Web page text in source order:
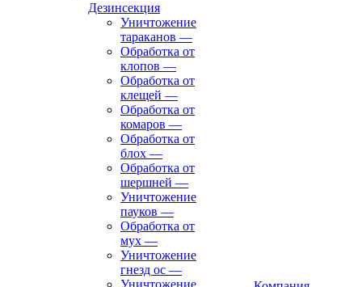
Дезинсекция
Уничтожение
тараканов —
Обработка от
клопов —
Обработка от
клещей —
Обработка от
комаров —
Обработка от
блох —
Обработка от
шершней —
Уничтожение
пауков —
Обработка от
мух —
Уничтожение
гнезд ос —
Уничтожение